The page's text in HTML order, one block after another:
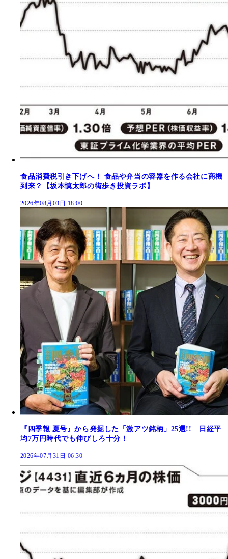
食品消費税引き下げへ！ 食品や弁当の容器を作る会社に商機
到来？【坂本慎太郎の街歩き投資ラボ】
2026年08月03日 18:00
『四季報 夏号』から発掘した「激アツ銘柄」25選!! 日経平
均7万円時代でも伸びしろ十分！
2026年07月31日 06:30